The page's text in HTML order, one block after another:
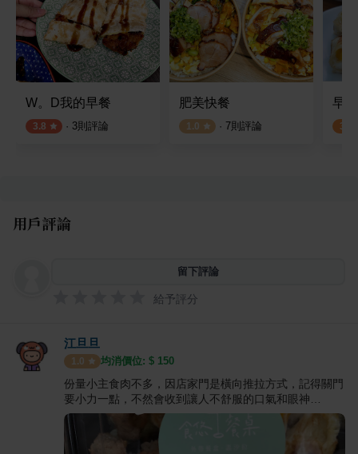
W。D我的早餐
3.8 · 3則評論
肥美快餐
1.0 · 7則評論
早
3.0
用戶評論
留下評論
給予評分
江旦旦
1.0 均消價位: $ 150
份量小主食肉不多，因店家門是橫向推拉方式，記得關門
要小力一點，不然會收到讓人不舒服的口氣和眼神…